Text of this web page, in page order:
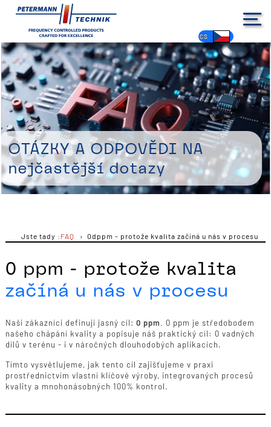
DE
EN
FR
ES
PL
IT
NL
HU
CS
Otázky a odpovědi na
nejčastější dotazy
Jste tady : FAQ 0dppm - protože kvalita začíná u nás v procesu
0 ppm - protože kvalita
začíná u nás v procesu
Naši zákazníci definují jasný cíl: 0 ppm. 0 ppm je středobodem
našeho chápání kvality a popisuje náš praktický cíl: 0 vadných
dílů v terénu - i v náročných dlouhodobých aplikacích.
Tímto vysvětlujeme, jak tento cíl zajišťujeme v praxi
prostřednictvím vlastní klíčové výroby, integrovaných procesů
kvality a mnohonásobných 100% kontrol.